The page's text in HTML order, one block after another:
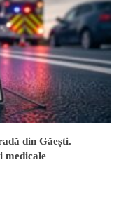
din Găești.
medicale